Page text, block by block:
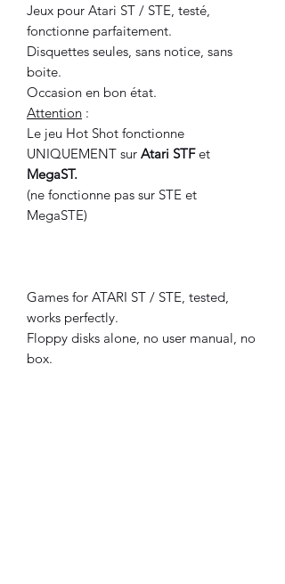
Jeux pour Atari ST / STE, testé,
fonctionne parfaitement.
Disquettes seules, sans notice, sans
boite.
Occasion en bon état.
Attention :
Le jeu Hot Shot fonctionne
UNIQUEMENT sur Atari STFet
MegaST.
(ne fonctionne pas sur STE et
MegaSTE)
Games for ATARI ST / STE, tested,
works perfectly.
Floppy disks alone, no user manual, no
box.